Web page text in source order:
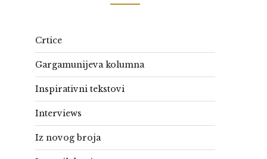
Crtice
Gargamunijeva kolumna
Inspirativni tekstovi
Interviews
Iz novog broja